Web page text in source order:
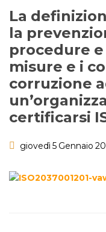
FAQ
La
la
procedure
misure e i
corruzione
certificarsi
giovedì 5 Gennaio